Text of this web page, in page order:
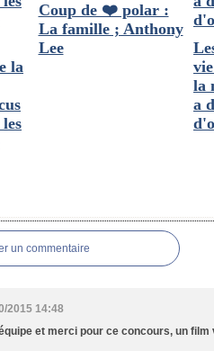
la
Coup de ❤️ polar :
La famille ; Anthony
Lee
la
a
un commentaire
2015 14:48
et merci pour ce concours, un